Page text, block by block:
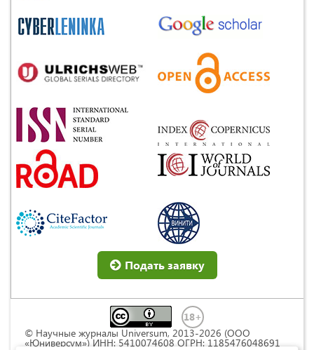
Подать заявку
© Научные журналы Universum, 2013-2026 (ООО
«Юниверсум») ИНН: 5410074608 ОГРН: 1185476048691